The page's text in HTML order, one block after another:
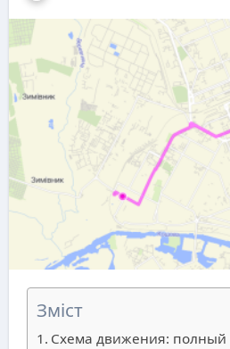
Зміст
Схема движения: полный